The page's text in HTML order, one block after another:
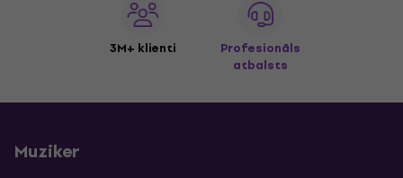
3M+ klienti
Profesionāls
atbalsts
Muziker